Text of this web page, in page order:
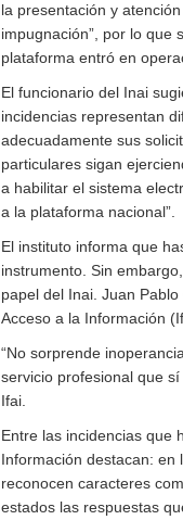
la presentación y
impugnación”, por lo que
plataforma entró en
El funcionario del Inai
incidencias representan
adecuadamente sus
particulares sigan
a habilitar el sistema
a la plataforma nacional
El instituto informa que
instrumento. Sin
papel del Inai. Juan
Acceso a la Información
“No sorprende
servicio profesional que
Ifai.
Entre las incidencias que
Información destacan: en
reconocen caracteres
estados las respuestas